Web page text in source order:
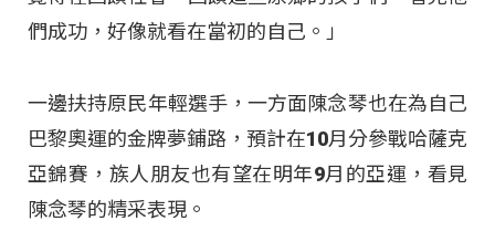
們成功，好像就看在當初的自己。」
一邊扶持原民年輕選手，一方面陳念琴也在為自己
巴黎奧運的金牌夢鋪路，預計在10月分參戰哈薩克
亞錦賽，族人朋友也有望在明年9月的亞運，看見
陳念琴的精采表現。